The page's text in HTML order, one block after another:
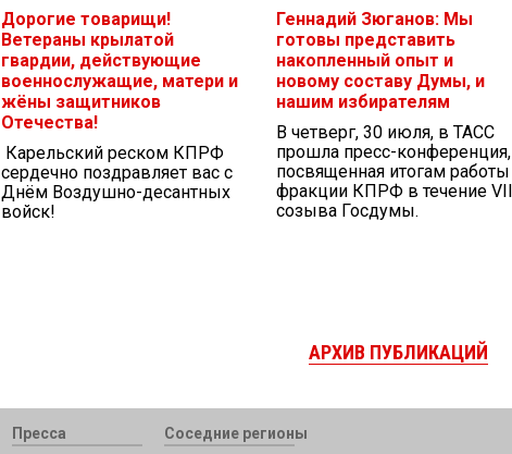
Дорогие товарищи!
Ветераны крылатой
гвардии, действующие
военнослужащие, матери и
жёны защитников
Отечества!
Карельский реском КПРФ
сердечно поздравляет вас с
Днём Воздушно-десантных
войск!
Геннадий Зюганов: Мы
готовы представить
накопленный опыт и
новому составу Думы, и
нашим избирателям
В четверг, 30 июля, в ТАСС
прошла пресс-конференция,
посвященная итогам работы
фракции КПРФ в течение VIII
созыва Госдумы.
АРХИВ ПУБЛИКАЦИЙ
Пресса Соседние регионы